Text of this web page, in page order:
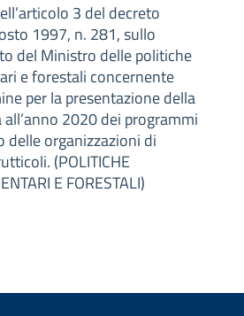
3 del decreto
1997, n. 281, sullo
del Ministro delle politiche
e forestali concernente
per la presentazione della
2020 dei programmi
delle organizzazioni di
(POLITICHE
E FORESTALI)